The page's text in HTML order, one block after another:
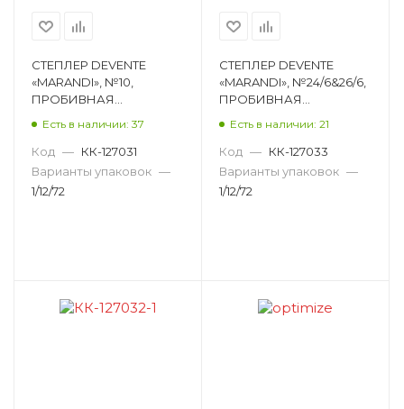
СТЕПЛЕР DEVENTE
«MARANDI», №10,
ПРОБИВНАЯ
ФИСТАШКОВЫЙ 4142201
Есть в наличии: 37
Код — КК-127031
Варианты упаковок —
1/12/72
СТЕПЛЕР DEVENTE
«MARANDI», №24/6&26/6,
ПРОБИВНАЯ
АКВАМАРИН 4142203
Есть в наличии: 21
Код — КК-127033
Варианты упаковок —
1/12/72